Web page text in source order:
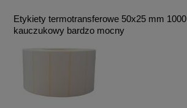
Etykiety termotransferowe 50x25 mm
kauczukowy bardzo mocny